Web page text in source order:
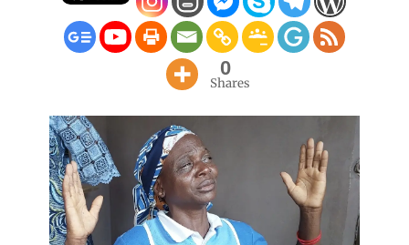
0
Shares